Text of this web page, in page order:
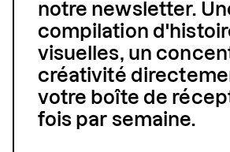
notre newsletter.
compilation
visuelles, un
créativité
votre boîte de
fois par semaine.